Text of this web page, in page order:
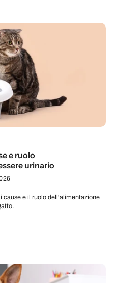
e ruolo
urinario
cause e il ruolo dell'alimentazione